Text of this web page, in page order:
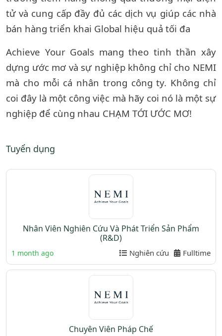
tử và cung cấp đầy đủ các dịch vụ giúp các nhà
bán hàng triển khai Global hiệu quả tối đa
Achieve Your Goals mang theo tinh thần xây
dựng ước mơ và sự nghiệp không chỉ cho NEMI
mà cho mỗi cá nhân trong công ty. Không chỉ
coi đây là một công việc mà hãy coi nó là một sự
nghiệp để cùng nhau CHẠM TỚI ƯỚC MƠ!
Tuyển dụng
Nhân Viên Nghiên Cứu Và Phát Triển Sản Phẩm
(R&D)
1 month ago Nghiên cứu Fulltime
Chuyên Viên Pháp Chế